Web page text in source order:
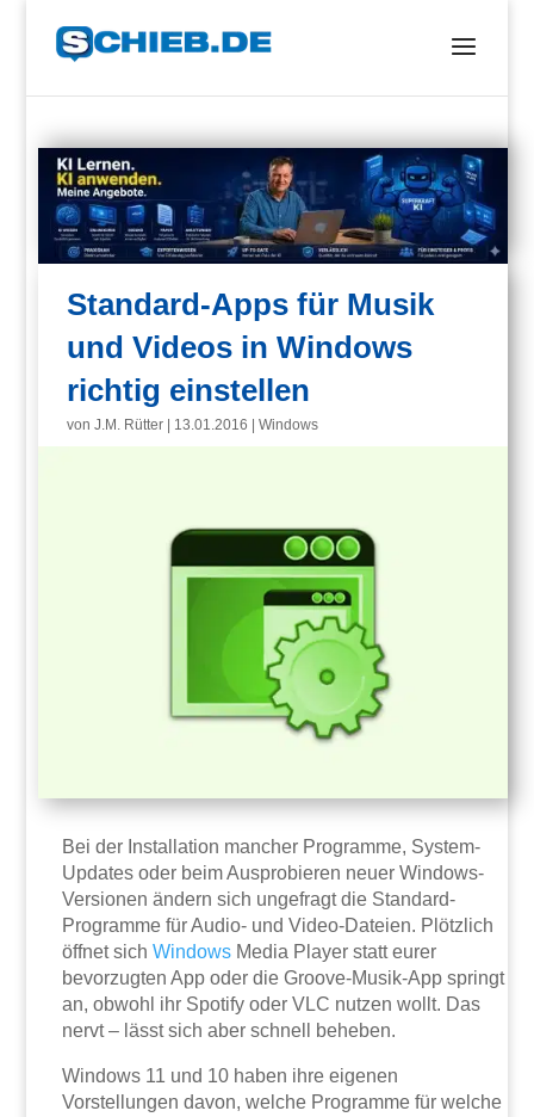
Standard-Apps für Musik
und Videos in Windows
richtig einstellen
vonJ.M. Rütter 13.01.2016 |Windows
Bei der Installation mancher Programme, System-
Updates oder beim Ausprobieren neuer Windows-
Versionen ändern sich ungefragt die Standard-
Programme für Audio- und Video-Dateien. Plötzlich
öffnet sichWindows Media Player statt eurer
bevorzugten App oder die Groove-Musik-App springt
an, obwohl ihr Spotify oder VLC nutzen wollt. Das
nervt – lässt sich aber schnell beheben.
Windows 11 und 10 haben ihre eigenen
Vorstellungen davon, welche Programme für welche